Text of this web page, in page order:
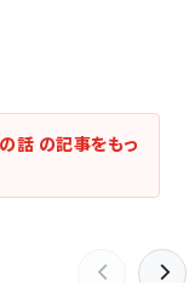
の話 の記事をもっ